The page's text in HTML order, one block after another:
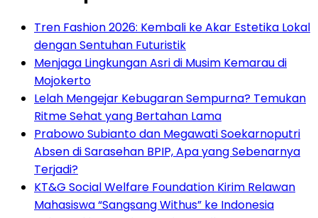
Tren Fashion 2026: Kembali ke Akar Estetika Lokal
dengan Sentuhan Futuristik
Menjaga Lingkungan Asri di Musim Kemarau di
Mojokerto
Lelah Mengejar Kebugaran Sempurna? Temukan
Ritme Sehat yang Bertahan Lama
Prabowo Subianto dan Megawati Soekarnoputri
Absen di Sarasehan BPIP, Apa yang Sebenarnya
Terjadi?
KT&G Social Welfare Foundation Kirim Relawan
Mahasiswa “Sangsang Withus” ke Indonesia